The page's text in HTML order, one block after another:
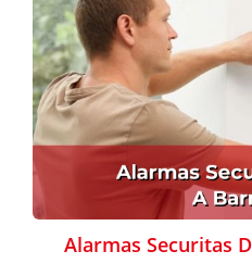
Alarmas Securitas